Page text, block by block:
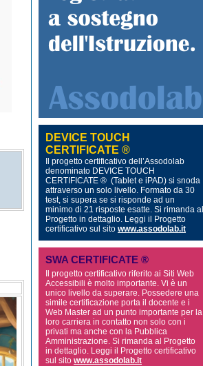
DEVICE TOUCH
CERTIFICATE ®
Il progetto certificativo dell’Assodolab
denominato DEVICE TOUCH
CERTIFICATE ® (Tablet e iPAD) si snoda
attraverso un solo livello. Formato da 30
test, si supera se si risponde ad un
minimo di 21 risposte esatte. Si rimanda al
Progetto in dettaglio. Leggi il Progetto
certificativo sul sito www.assodolab.it
SWA CERTIFICATE ®
Il progetto certificativo riferito ai Siti Web
Accessibili è molto importante. Vi è un
unico livello da superare. Possedere una
simile certificazione porta il docente e i
Web Master ad un punto importante per la
loro carriera in contatto non solo con i
privati ma anche con la Pubblica
Amministrazione. Si rimanda al Progetto
in dettaglio. Leggi il Progetto certificativo
sul sito www.assodolab.it